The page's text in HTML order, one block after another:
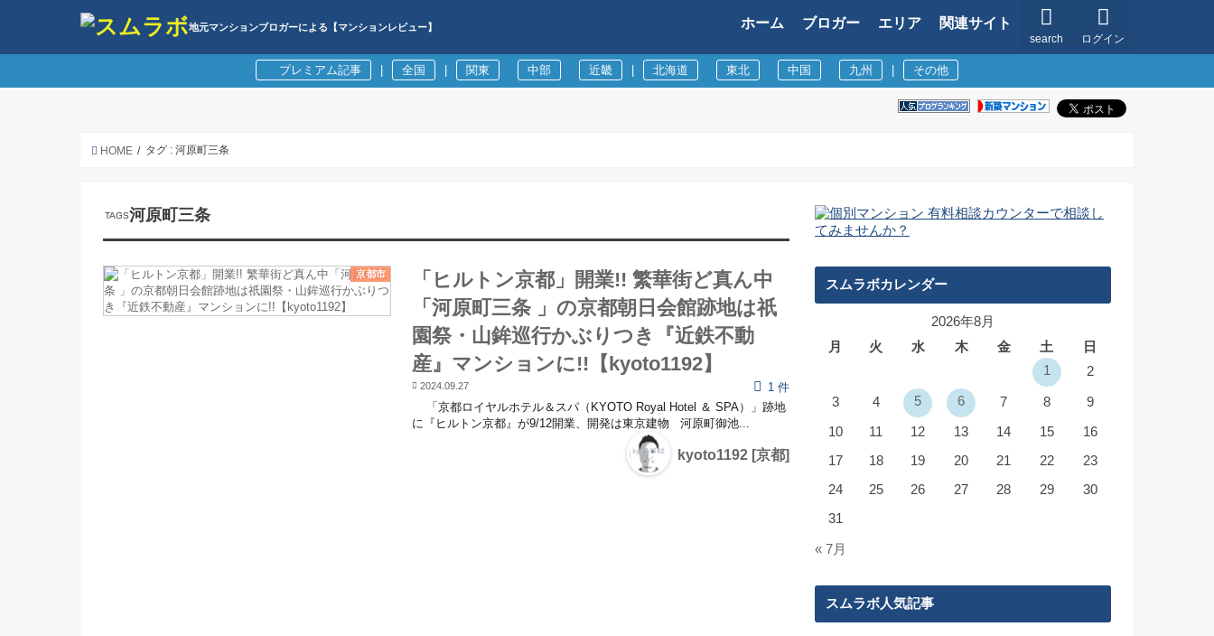
地元マンションブロガーによる【マンションレビュー】
ログイン
search
ホーム ブロガー エリア 関連サイト
プレミアム記事 全国 関東 中部 近畿 北海道 東北 中国 九州 その他
HOME タグ : 河原町三条
河原町三条
京都市
「ヒルトン京都」開業!! 繁華街ど真ん中
「河原町三条 」の京都朝日会館跡地は祇
園祭・山鉾巡行かぶりつき『近鉄不動
産』マンションに!!【kyoto1192】
2024.09.27
1 件
「京都ロイヤルホテル＆スパ（KYOTO Royal Hotel ＆ SPA）」跡地
に『ヒルトン京都』が9/12開業、開発は東京建物 河原町御池...
kyoto1192 [京都]
スムラボカレンダー
2026年8月
月
火 水 木 金 土
日
1
2
3 4 5 6 7 8 9
10 11 12 13 14 15
16
17
18 19 20 21 22
23
24
25 26 27 28 29
30
31
« 7月
スムラボ人気記事